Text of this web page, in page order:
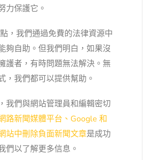
力保護它 。
，我們通過免費的法律資源中
夠自助。但我們明白，如果沒
護者，有時問題無法解決。無
，我們都可以提供幫助。
我們與網站管理員和編輯密切
路新聞媒體平台、Google 和
站中刪除負面新聞文章是成功
們以了解更多信息。